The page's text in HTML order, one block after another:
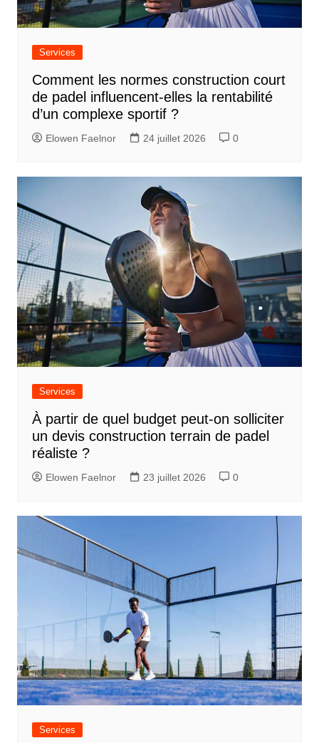
Services
Comment les normes construction court
de padel influencent-elles la rentabilité
d’un complexe sportif ?
Elowen Faelnor 24 juillet 2026 0
Services
À partir de quel budget peut-on solliciter
un devis construction terrain de padel
réaliste ?
Elowen Faelnor 23 juillet 2026 0
Services